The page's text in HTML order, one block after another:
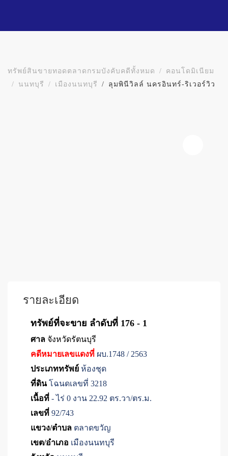
ทรัพย์สินขายทอดตลาดกรมบังคับคดีทั้งหมด
คอนโดมิเนียม
นนทบุรี
เมืองนนทบุรี ลุมพินีวิลล์ นครอินทร์-ริเวอร์วิว
รายละเอียด
ทรัพย์ที่จะขาย ลำดับที่ 176 - 1
ศาล จังหวัดรัตนบุรี
คดีหมายเลขแดงที่ ผบ.1748 / 2563
ประเภททรัพย์ ห้องชุด
ที่ดินโฉนดเลขที่ 3218
เนื้อที่ - ไร่ 0 งาน 22.92 ตร.วา/ตร.ม.
เลขที่ 92/743
แขวง/ตำบล ตลาดขวัญ
เขต/อำเภอ เมืองนนทบุรี